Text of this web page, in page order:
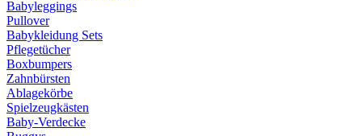
Babyleggings
Pullover
Babykleidung Sets
Pflegetücher
Boxbumpers
Zahnbürsten
Ablagekörbe
Spielzeugkästen
Baby-Verdecke